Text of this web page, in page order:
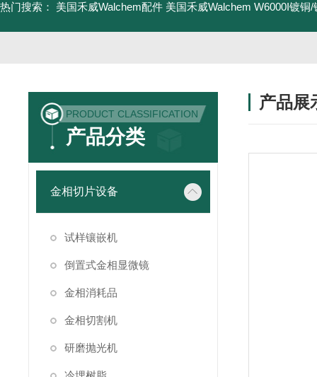
热门搜索： 美国禾威Walchem配件 美国禾威Walchem W6000I镀铜
PRODUCT CLASSIFICATION
产品分类
金相切片设备
试样镶嵌机
倒置式金相显微镜
金相消耗品
金相切割机
研磨抛光机
产品展